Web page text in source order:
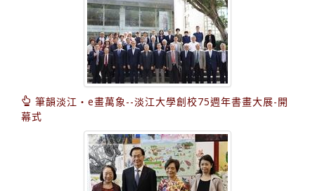
筆韻淡江‧e畫萬象--淡江大學創校75週年書畫大展-開
幕式